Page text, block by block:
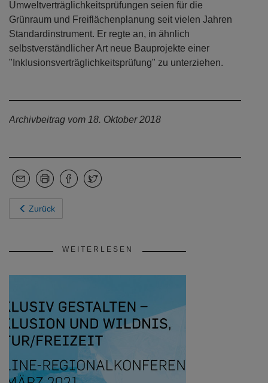
Regionalkonferenz Inklusion und
Wildnis, Natur, Freizeit | Sind
Barrierefreiheit und Wildnis ein
Thema Wildnis? Um diese und viele
PRESSEMITTEILUNG
Inklusiv gestalten – Inklusion und